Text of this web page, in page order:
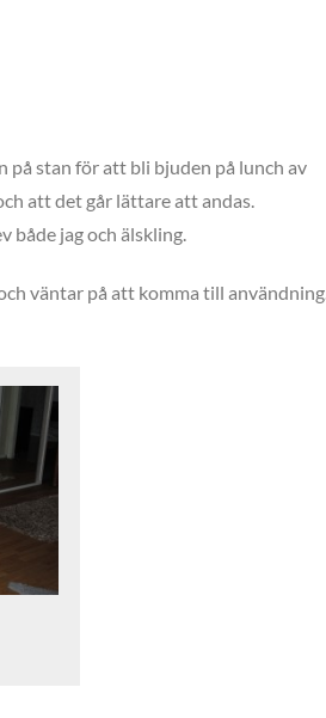
på stan för att bli bjuden på lunch av
att det går lättare att andas.
både jag och älskling.
väntar på att komma till användning.